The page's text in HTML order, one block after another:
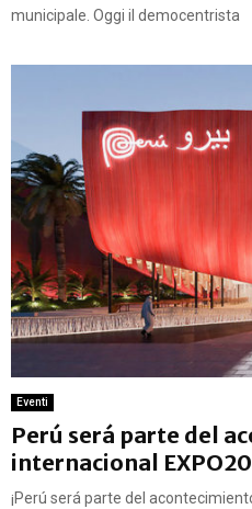
municipale. Oggi il democentrista
Eventi
Perú será parte del
internacional
¡Perú será parte del